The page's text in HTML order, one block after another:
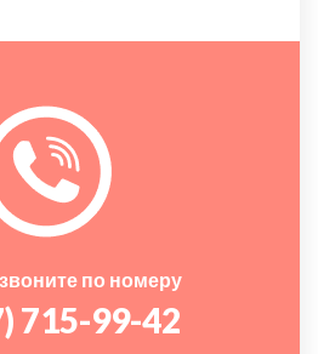
по номеру
715-99-42